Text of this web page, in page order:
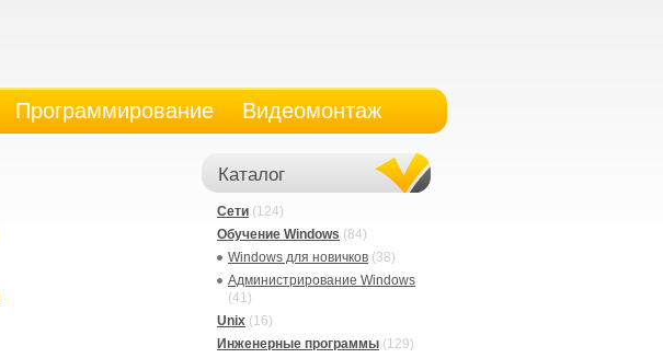
Программирование
Видеомонтаж
Каталог
Сети (124)
Обучение Windows (84)
Windows для новичков (38)
Администрирование Windows
(41)
Unix (16)
Инженерные программы (129)